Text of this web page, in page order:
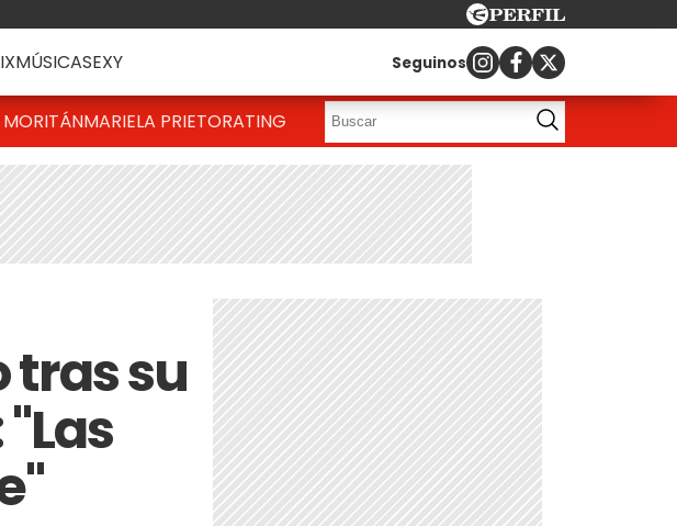
MÚSICASEXY Seguinos
MARIELA PRIETORATING
tras su